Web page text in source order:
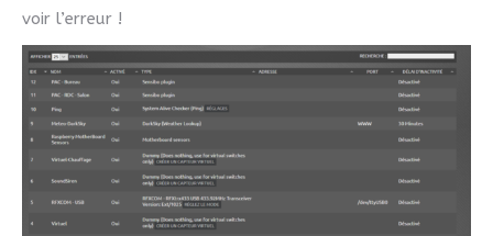
voir l’erreur !